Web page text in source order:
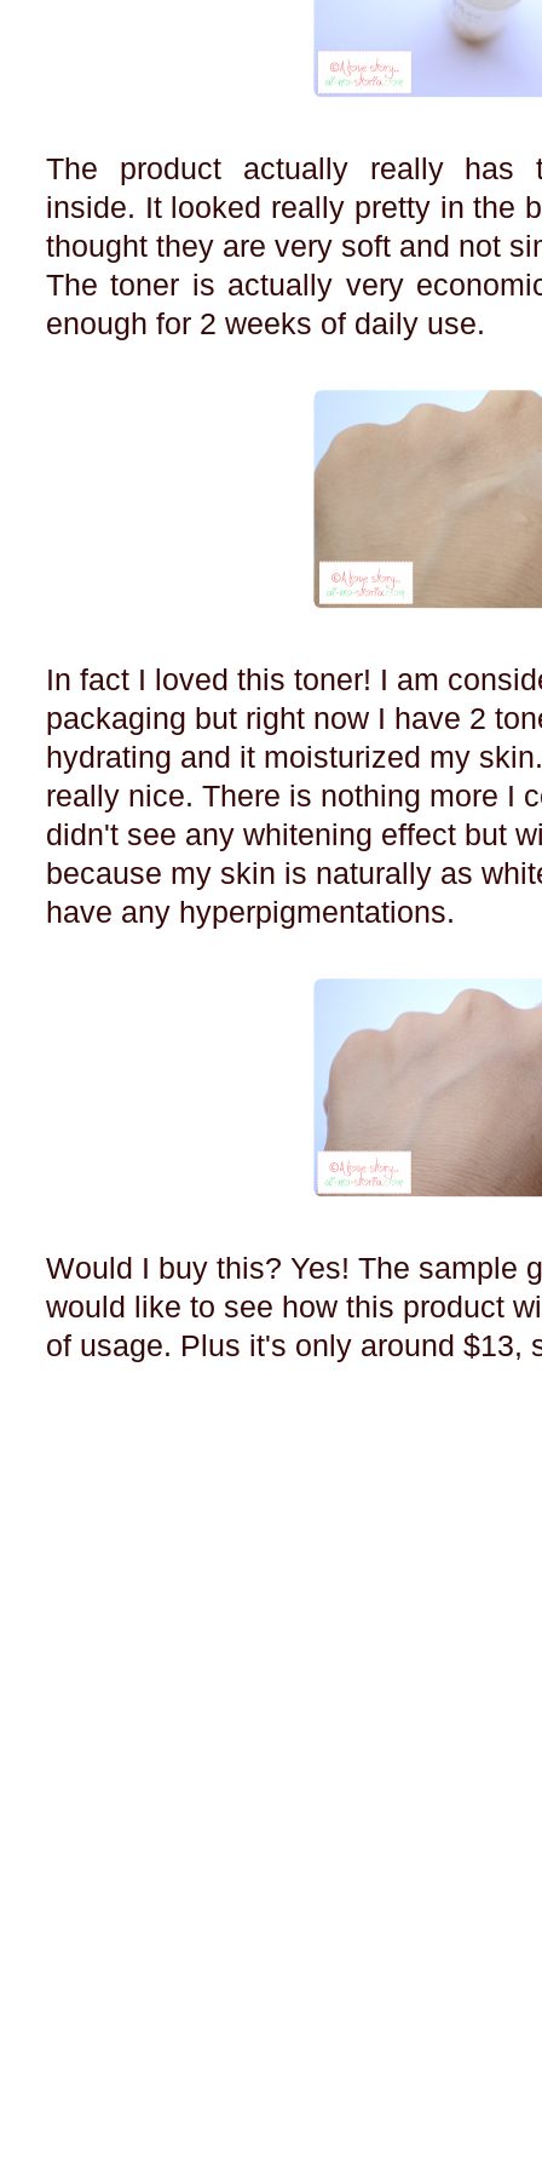
The product actually really has
inside. It looked really pretty in the
thought they are very soft and not
The toner is actually very
enough for 2 weeks of daily use.
In fact I loved this toner! I am
packaging but right now I have 2
hydrating and it moisturized my
really nice. There is nothing more I
didn't see any whitening effect but
because my skin is naturally as
have any hyperpigmentations.
Would I buy this? Yes! The sample
would like to see how this product
of usage. Plus it's only around $13,